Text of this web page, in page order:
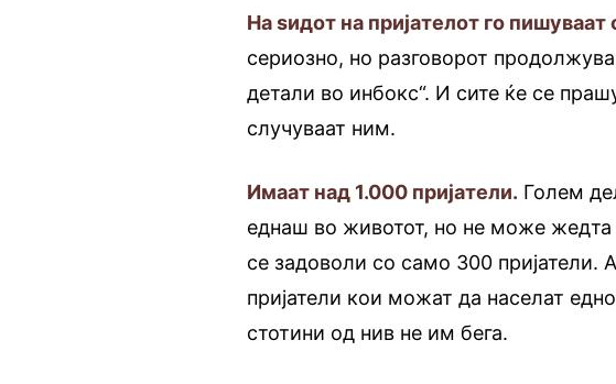
На ѕидот на пријателот го
сериозно, но разговорот
детали во инбокс“. И сите ќе се
случуваат ним.
Имаат над 1.000 пријатели. Голем
еднаш во животот, но не може
се задоволи со само 300 пријатели.
пријатели кои можат да населат
стотини од нив не им бега.